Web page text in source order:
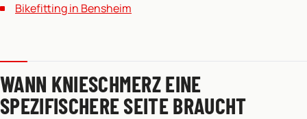
Bikefitting in Bensheim
WANN KNIESCHMERZ EINE
SPEZIFISCHERE SEITE BRAUCHT